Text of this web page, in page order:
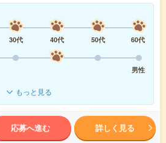
30代 40代 50代
60代
男性
もっと見る
応募へ進む 詳しく見る